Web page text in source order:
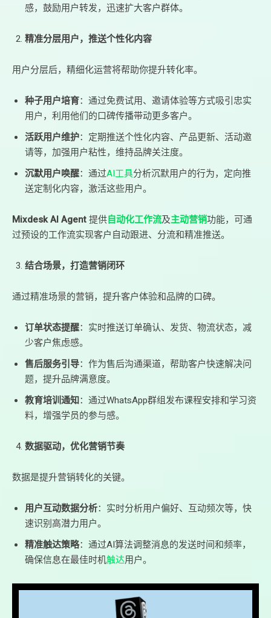
感，鼓励用户转发，迅速扩大客户群体。
精准分层用户，推送个性化内容
用户分层后，精细化运营将帮助你提升转化率。
种子用户培育：通过免费试用、邀请体验等方式吸引忠实
用户，利用他们的口碑传播带动更多客户。
活跃用户维护：定期推送个性化内容、产品更新、活动邀
请等，加强用户粘性，维持品牌关注度。
沉默用户唤醒：通过AI工具分析沉默用户的行为，定向推
送定制化内容，激活这些用户。
Mixdesk AI Agent提供自动化工作流及主动营销功能，可通
过预设的工作流实现客户自动跟进、分流和精准推送。
结合场景，打造营销闭环
通过精准场景的营销，提升客户体验和品牌的口碑。
订单状态提醒：实时推送订单确认、发货、物流状态，减
少客户焦虑感。
售后服务引导：作为售后沟通渠道，帮助客户快速解决问
题，提升品牌满意度。
教育培训通知：通过WhatsApp群组发布课程安排和学习资
料，增强学员的参与感。
数据驱动，优化营销节奏
数据是提升营销转化的关键。
用户互动数据分析：实时分析用户偏好、互动频次等，快
速识别高潜力用户。
精准触达策略：通过AI算法调整消息的发送时间和频率，
确保信息在最佳时机触达用户。